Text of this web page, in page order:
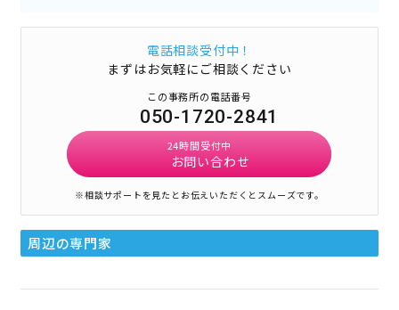
電話相談受付中！
まずはお気軽にご相談ください
この事務所の電話番号
050-1720-2841
24時間受付中
お問い合わせ
※相談サポートを見たとお伝えいただくとスムーズです。
周辺の専門家